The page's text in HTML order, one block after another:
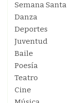
Semana Santa
Danza
Deportes
Juventud
Baile
Poesía
Teatro
Cine